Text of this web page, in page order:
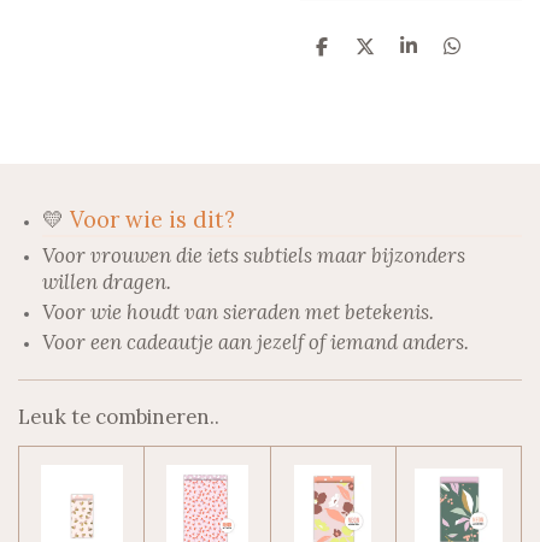
D
D
S
D
💛 Voor wie is dit?
Voor vrouwen die iets subtiels maar bijzonders
willen dragen.
Voor wie houdt van sieraden met betekenis.
Voor een cadeautje aan jezelf of iemand anders.
Leuk te combineren..